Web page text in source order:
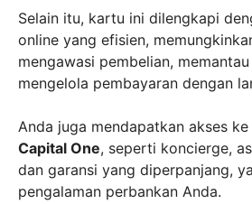
Selain itu, kartu ini dilengkapi
online yang efisien,
mengawasi pembelian,
mengelola pembayaran dengan
Anda juga mendapatkan akses ke
Capital One, seperti koncierge,
dan garansi yang diperpanjang,
pengalaman perbankan Anda.